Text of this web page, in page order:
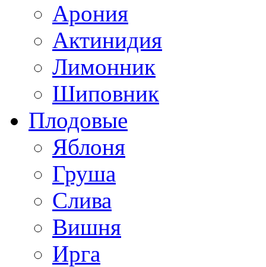
Арония
Актинидия
Лимонник
Шиповник
Плодовые
Яблоня
Груша
Слива
Вишня
Ирга